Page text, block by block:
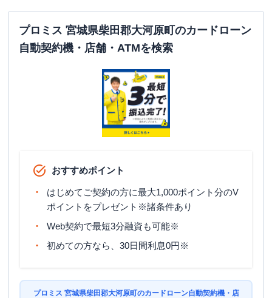
プロミス 宮城県柴田郡大河原町のカードローン
自動契約機・店舗・ATMを検索
おすすめポイント
はじめてご契約の方に最大1,000ポイント分のV
ポイントをプレゼント※諸条件あり
Web契約で最短3分融資も可能※
初めての方なら、30日間利息0円※
プロミス 宮城県柴田郡大河原町のカードローン自動契約機・店